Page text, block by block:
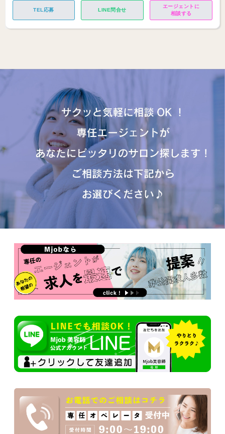
TEL応募 LINE問合せ
エージェントに
相談する